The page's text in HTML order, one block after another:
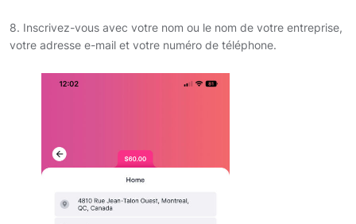
8. Inscrivez-vous avec votre nom ou le nom de votre entreprise,
votre adresse e-mail et votre numéro de téléphone.